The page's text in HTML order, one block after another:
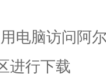
电脑访问阿
进行下载